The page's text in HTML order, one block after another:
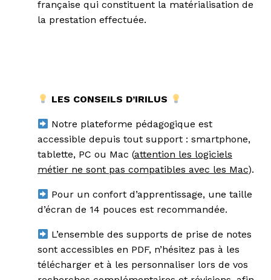
française qui constituent la matérialisation de
la prestation effectuée.
LES CONSEILS D’IRILUS
Notre plateforme pédagogique est
accessible depuis tout support : smartphone,
tablette, PC ou Mac (attention les logiciels
métier ne sont pas compatibles avec les Mac).
Pour un confort d’apprentissage, une taille
d’écran de 14 pouces est recommandée.
L’ensemble des supports de prise de notes
sont accessibles en PDF, n’hésitez pas à les
télécharger et à les personnaliser lors de vos